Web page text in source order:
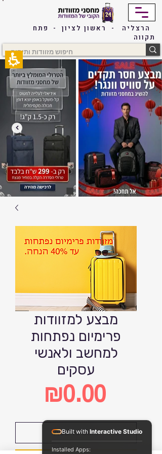
The
page,
click
to
move
the
main
Content
הרצליה - ראשון לציון - פתח
תקווה
מבצע למזוודות
פרימיום נפתחות
למחשב ולאנשי
עסקים
₪0.00
Price
Add to Cart
Built with Interactive Studio
Installed Apps: